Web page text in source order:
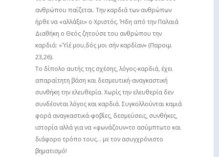
ανθρώπου παίζεται. Την καρδιά των ανθρώπων
ήρθε να «αλλάξει» ο Χριστός. Ήδη από την Παλαιά
Διαθήκη ο Θεός ζητούσε του ανθρώπου την
καρδιά: «Ύίέ μου,δός μοι σήν καρδίαν» (Παροιμ.
23,26).
Το δίπολο αυτής της σχέσης, λόγος-καρδιά, έχει
απαραίτητη βάση και δεσμευτική-αναγκαστική
συνθήκη την ελευθερία. Χωρίς την ελευθερία δεν
συνδέονται λόγος και καρδιά. Συγκολλούνται καμιά
φορά αναγκαστικά-φοβίες, δεσμεύσεις, συνθήκες,
ιστορία­ αλλά για να «φωνάζουν»το ασύμπτωτο και
διάφορο τρόπο τους… με τον ασυγχρόνιστο
βηματισμό!